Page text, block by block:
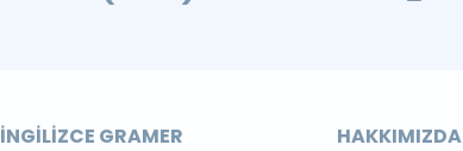
İNGILIZCE GRAMER HAKKIMIZDA